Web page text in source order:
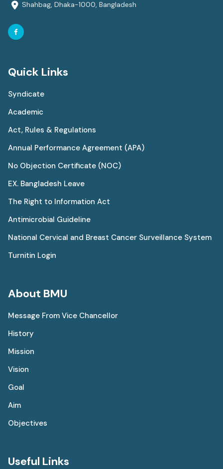
Shahbag, Dhaka-1000, Bangladesh
Quick Links
Syndicate
Academic
Act, Rules & Regulations
Annual Performance Agreement (APA)
No Objection Certificate (NOC)
EX. Bangladesh Leave
The Right to Information Act
Antimicrobial Guideline
National Cervical and Breast Cancer Surveillance System
Turnitin Login
About BMU
Message From Vice Chancellor
History
Mission
Vision
Goal
Aim
Objectives
Useful Links